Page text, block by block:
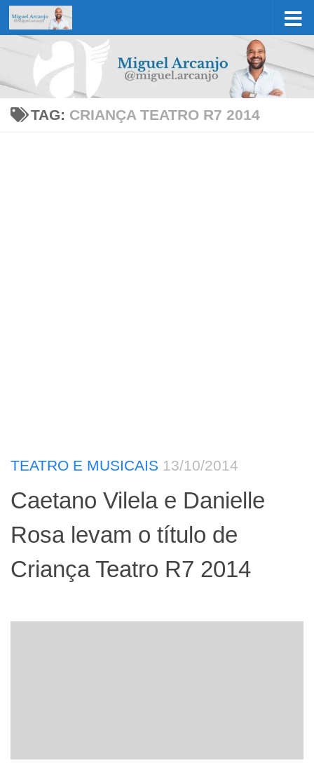
Skip to content
TAG: CRIANÇA TEATRO R7 2014
TEATRO E MUSICAIS 13/10/2014
Caetano Vilela e Danielle
Rosa levam o título de
Criança Teatro R7 2014